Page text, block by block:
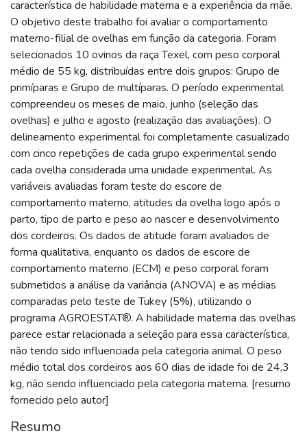
característica de habilidade materna e a experiência da mãe.
O objetivo deste trabalho foi avaliar o comportamento
materno-filial de ovelhas em função da categoria. Foram
selecionados 10 ovinos da raça Texel, com peso corporal
médio de 55 kg, distribuídas entre dois grupos: Grupo de
primíparas e Grupo de multíparas. O período experimental
compreendeu os meses de maio, junho (seleção das
ovelhas) e julho e agosto (realização das avaliações). O
delineamento experimental foi completamente casualizado
com cinco repetições de cada grupo experimental sendo
cada ovelha considerada uma unidade experimental. As
variáveis avaliadas foram teste do escore de
comportamento materno, atitudes da ovelha logo após o
parto, tipo de parto e peso ao nascer e desenvolvimento
dos cordeiros. Os dados de atitude foram avaliados de
forma qualitativa, enquanto os dados de escore de
comportamento materno (ECM) e peso corporal foram
submetidos a análise da variância (ANOVA) e as médias
comparadas pelo teste de Tukey (5%), utilizando o
programa AGROESTAT®. A habilidade materna das ovelhas
parece estar relacionada a seleção para essa característica,
não tendo sido influenciada pela categoria animal. O peso
médio total dos cordeiros aos 60 dias de idade foi de 24,3
kg, não sendo influenciado pela categoria materna. [resumo
fornecido pelo autor]
Resumo